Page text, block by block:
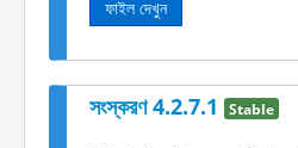
ফাইল দেখুন
সংস্করণ 4.2.7.1 Stable